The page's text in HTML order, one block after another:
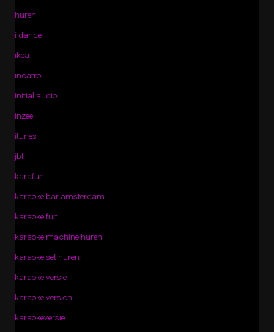
huren
i dance
ikea
incatro
initial audio
inzee
itunes
jbl
karafun
karaoke bar amsterdam
karaoke fun
karaoke machine huren
karaoke set huren
karaoke versie
karaoke version
karaokeversie